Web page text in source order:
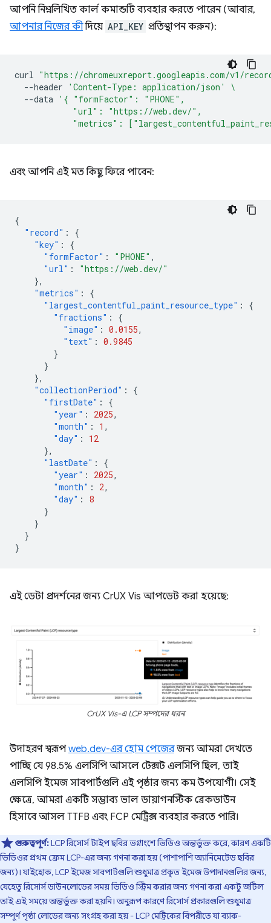
আপনি নিম্নলিখিত কার্ল কমান্ডটি ব্যবহার করতে পারেন (আবার,
আপনার নিজের কীদিয়ে API_KEY প্রতিস্থাপন করুন):
curl "https://chromeuxreport.googleapis.com/v1/
--header
'Content-Type: application/json'
\
--data '{ "formFactor": "PHONE",
            "url": "https://web.dev/",
"metrics":
এবং আপনি এই মত কিছু ফিরে পাবেন:
{
"record" :
{
"key" :
{
"formFactor" : "PHONE" ,
"url" :
"https://web.dev/"
},
"metrics" :
{
"largest_contentful_paint_resource_type" :
{
"fractions" :
{
"image" : 0.0155,
"text" : 0.9845
}
}
},
"collectionPeriod" :
{
"firstDate" :
{
"year" : 2025,
"month" : 1 ,
"day" :
12
},
"lastDate" :
{
"year" : 2025,
"month" : 2,
"day" :
8
}
}
}
}
এই ডেটা প্রদর্শনের জন্য CrUX Vis আপডেট করা হয়েছে:
CrUX Vis-এ LCP সম্পদের ধরন
উদাহরণ স্বরূপweb.dev-এর হোম পেজেরজন্য আমরা দেখতে
পাচ্ছি যে 98.5% এলসিপি আসলে টেক্সট এলসিপি ছিল, তাই
এলসিপি ইমেজ সাবপার্টগুলি এই পৃষ্ঠার জন্য কম উপযোগী। সেই
ক্ষেত্রে, আমরা একটি সম্ভাব্য ভাল ডায়াগনস্টিক ব্রেকডাউন
হিসাবে আসল TTFB এবং FCP মেট্রিক্স ব্যবহার করতে পারি।
গুরুত্বপূর্ণ:LCP রিসোর্স টাইপ ছবির ভগ্নাংশে ভিডিও অন্তর্ভুক্ত করে, কারণ একটি
ভিডিওর প্রথম ফ্রেম LCP-এর জন্য গণনা করা হয় (পাশাপাশি অ্যানিমেটেড ছবির
জন্য)। যাইহোক, LCP ইমেজ সাবপার্টগুলি শুধুমাত্র প্রকৃত ইমেজ উপাদানগুলির জন্য,
যেহেতু রিসোর্স ডাউনলোডের সময় ভিডিও স্ট্রিম করার জন্য গণনা করা একটু জটিল
তাই এই সময়ে অন্তর্ভুক্ত করা হয়নি। অনুরূপ কারণে রিসোর্স প্রকারগুলি শুধুমাত্র
সম্পূর্ণ পৃষ্ঠা লোডের জন্য সংগ্রহ করা হয় - LCP মেট্রিকের বিপরীতে যা ব্যাক-